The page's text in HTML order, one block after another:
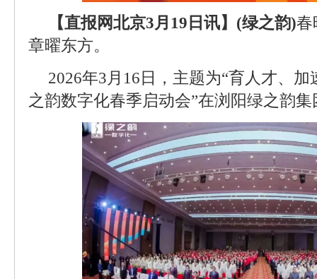
【直报网北京3月19日讯】(绿之韵)春
章曜东方。
2026年3月16日，主题为“育人才、加
之韵数字化春季启动会”在浏阳绿之韵